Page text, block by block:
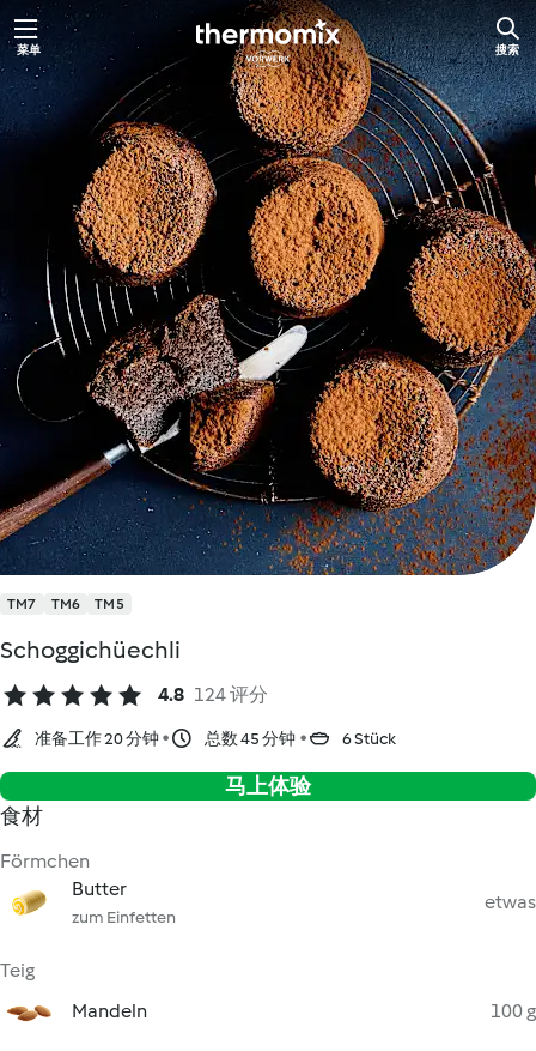
跳
至
内
菜单 搜索
TM7 TM6 TM5
Schoggichüechli
4.8 124 评分
准备工作 20 分钟 总数 45 分钟 6 Stück
马上体验
食材
Förmchen
Butter
zum Einfetten
etwas
Teig
Mandeln
100 g